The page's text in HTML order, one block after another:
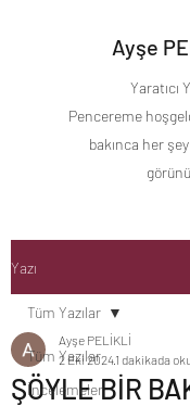
Ayşe
Yaratıcı
Pencereme
bakınca her
Yazı
Tüm Yazılar
İncelemeler
Tüm Yazılar
ŞÖYLE BİR
Ayşe PELİKLİ
2 Eki 20241 dakikada